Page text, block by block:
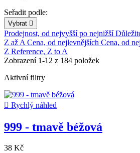
Seřadit podle:
Vybrat 
Prodejnost, od nejvyšší po nejnižší
Z až A Cena, od nejlevnějších Cena, od
Z Reference, Z to A
Zobrazení 1-12 z 184 položek
Aktivní filtry
 Rychlý náhled
999 - tmavě béžová
38 Kč